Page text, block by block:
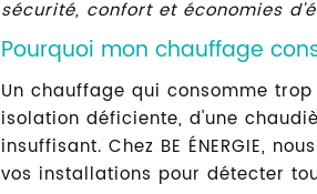
sécurité, confort et économies
Pourquoi mon chauffage
Un chauffage qui consomme
isolation déficiente, d'une
insuffisant. Chez BE ÉNERGIE,
vos installations pour détecter